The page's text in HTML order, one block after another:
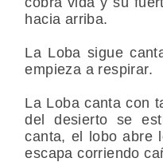
hacia arriba.
La Loba sigue
empieza a respirar.
La Loba canta con
del desierto se
canta, el lobo abre
escapa corriendo